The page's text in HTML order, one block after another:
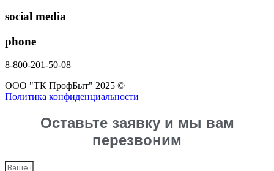
social media
phone
8-800-201-50-08
ООО "ТК ПрофБыт" 2025 ©
Политика конфиденциальности
Оставьте заявку и мы вам
перезвоним